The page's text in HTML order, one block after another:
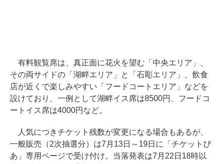
有料観覧席は、真正面に花火を望む「中央エリア」、
その両サイドの「湖畔エリア」と「石彫エリア」、飲食
店が近くで楽しみやすい「フードコートエリア」などを
設けており、一例として湖畔イス席は8500円、フードコ
ートイス席は4000円など。
人気につきチケット残数が変更になる場合もあるが、
一般販売（2次抽選分）は7月13日～19日に「チケットぴ
あ」専用ページで受け付け。当落発表は7月22日18時以